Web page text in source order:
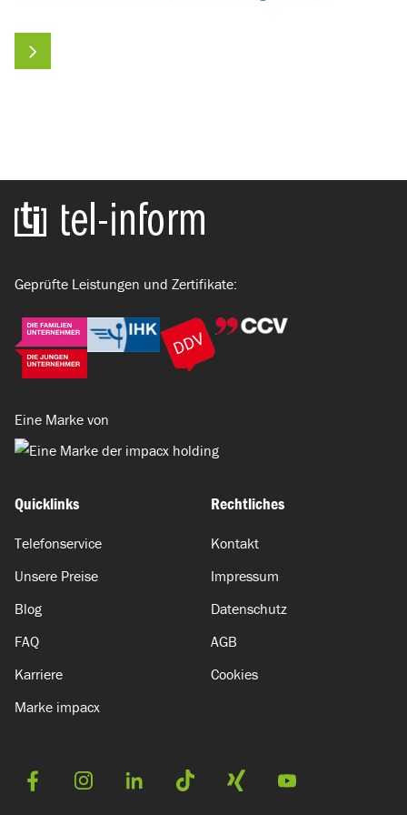
Zur Startseite
Geprüfte Leistungen und Zertifikate:
Eine Marke von
Quicklinks
Telefonservice
Unsere Preise
Blog
FAQ
Karriere
Marke impacx
Rechtliches
Kontakt
Impressum
Datenschutz
AGB
Cookies